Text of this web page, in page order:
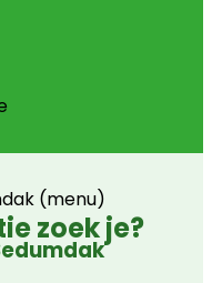
zoek je?